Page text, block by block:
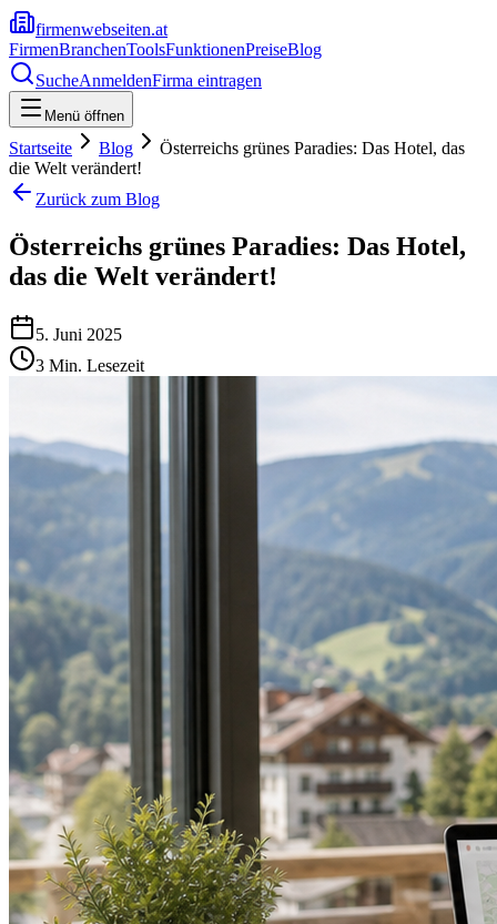
firmenwebseiten.at
FirmenBranchenToolsFunktionenPreiseBlog
SucheAnmeldenFirma eintragen
Menü öffnen
Startseite Blog
Österreichs grünes Paradies: Das Hotel, das
die Welt verändert!
Zurück zum Blog
Österreichs grünes Paradies: Das Hotel,
das die Welt verändert!
5. Juni 2025
3 Min. Lesezeit